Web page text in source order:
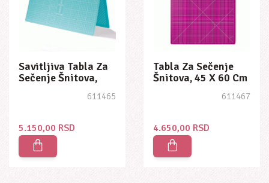
Savitljiva Tabla Za
Sečenje Šnitova,
611465
5.150,00 RSD
Tabla Za Sečenje
Šnitova, 45 X 60 Cm
611467
4.650,00 RSD